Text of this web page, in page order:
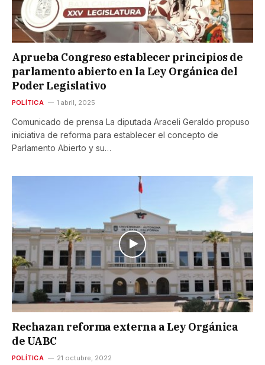
Aprueba Congreso establecer principios de
parlamento abierto en la Ley Orgánica del
Poder Legislativo
POLÍTICA 1 abril, 2025
Comunicado de prensa La diputada Araceli Geraldo propuso
iniciativa de reforma para establecer el concepto de
Parlamento Abierto y su…
Rechazan reforma externa a Ley Orgánica
de UABC
POLÍTICA 21 octubre, 2022